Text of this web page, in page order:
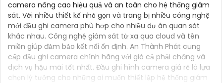
camera nâng cao hiệu quả và an toàn cho hệ thống giám
sát. Với nhiều thiết kế nhỏ gọn và trang bị nhiều công nghệ
mới đầu ghi camera phù hợp cho nhiều dự án quan sát
khác nhau. Công nghệ giám sát từ xa qua cloud và tên
miền giúp đảm bảo kết nối ổn định. An Thành Phát cung
cấp đầu ghi camera chính hãng với giá cả phải chăng và
dịch vụ hậu mãi tốt nhất. Đầu ghi hình camera giá rẻ là lựa
chọn lý tưởng cho những ai muốn thiết lập hệ thống giám